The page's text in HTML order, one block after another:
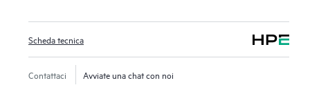
Scheda tecnica
Contattaci Avviate una chat con noi